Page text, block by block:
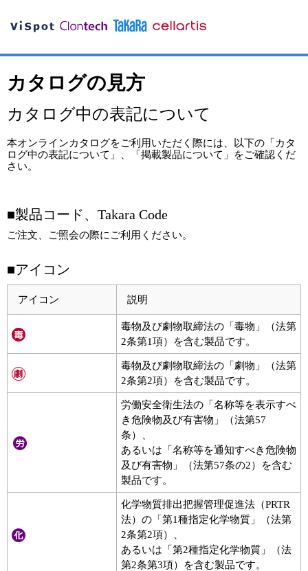
カタログの見方
カタログ中の表記について
本オンラインカタログをご利用いただく際には、以下の「カタ
ログ中の表記について」、「掲載製品について」をご確認くだ
さい。
■製品コード、Takara Code
ご注文、ご照会の際にご利用ください。
■アイコン
アイコン 説明
毒物及び劇物取締法の「毒物」（法第
2条第1項）を含む製品です。
毒物及び劇物取締法の「劇物」（法第
2条第2項）を含む製品です。
労働安全衛生法の「名称等を表示すべ
き危険物及び有害物」（法第57
条）、
あるいは「名称等を通知すべき危険物
及び有害物」（法第57条の2）を含む
製品です。
化学物質排出把握管理促進法（PRTR
法）の「第1種指定化学物質」（法第
2条第2項）、
あるいは「第2種指定化学物質」（法
第2条第3項）を含む製品です。